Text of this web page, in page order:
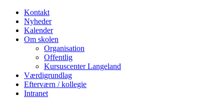
Kontakt
Nyheder
Kalender
Om skolen
Organisation
Offentlig
Kursuscenter Langeland
Værdigrundlag
Efterværn / kollegie
Intranet